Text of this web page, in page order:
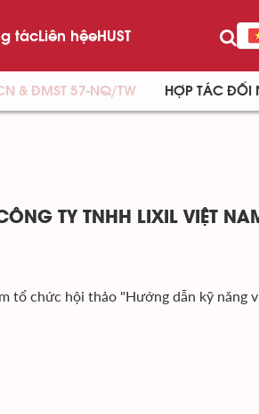
tácLiên hệeHUST
& ĐMST 57-NQ/TW HỢP TÁC ĐỐI
TY TNHH LIXIL VIỆT
tổ chức hội thảo "Hướng dẫn kỹ năng